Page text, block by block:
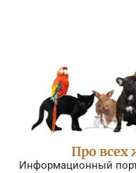
Про
Информационный